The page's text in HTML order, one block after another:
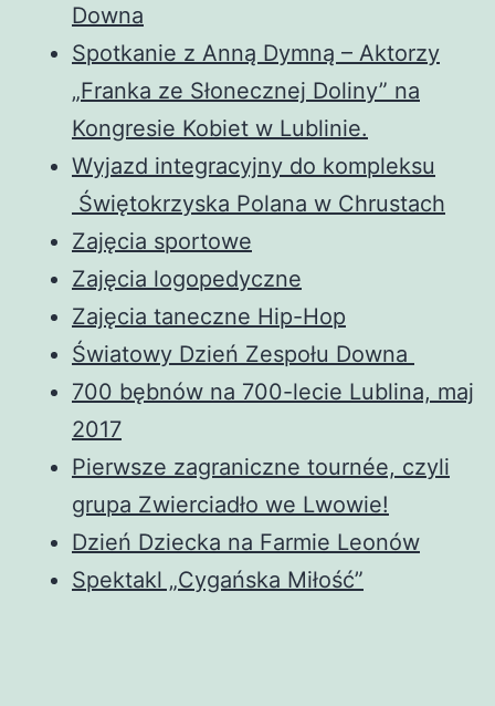
Downa
Spotkanie z Anną Dymną – Aktorzy
„Franka ze Słonecznej Doliny” na
Kongresie Kobiet w Lublinie.
Wyjazd integracyjny do kompleksu
Świętokrzyska Polana w Chrustach
Zajęcia sportowe
Zajęcia logopedyczne
Zajęcia taneczne Hip-Hop
Światowy Dzień Zespołu Downa
700 bębnów na 700-lecie Lublina, maj
2017
Pierwsze zagraniczne tournée, czyli
grupa Zwierciadło we Lwowie!
Dzień Dziecka na Farmie Leonów
Spektakl „Cygańska Miłość”